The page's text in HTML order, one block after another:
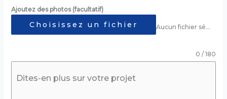
Ajoutez des photos (facultatif)
Choisissez un fichier Aucun fichier sélectionné
Dites-en plus sur votre projet
0 / 180